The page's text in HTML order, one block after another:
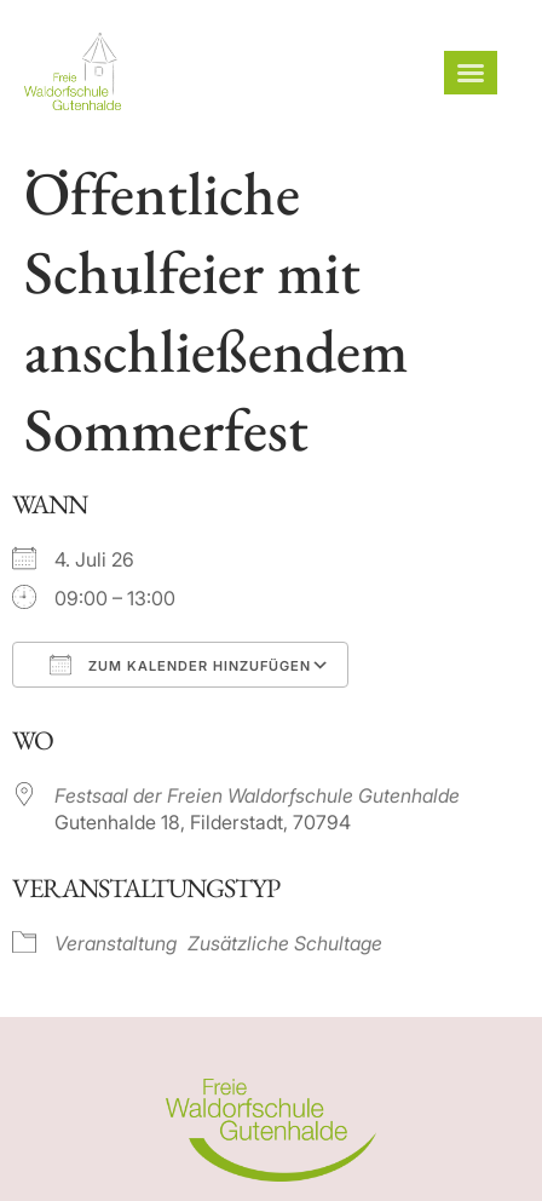
Öffentliche
Schulfeier mit
anschließendem
Sommerfest
WANN
4. Juli 26
09:00 – 13:00
ZUM KALENDER HINZUFÜGEN
WO
Festsaal der Freien Waldorfschule Gutenhalde
Gutenhalde 18, Filderstadt, 70794
VERANSTALTUNGSTYP
Veranstaltung Zusätzliche Schultage